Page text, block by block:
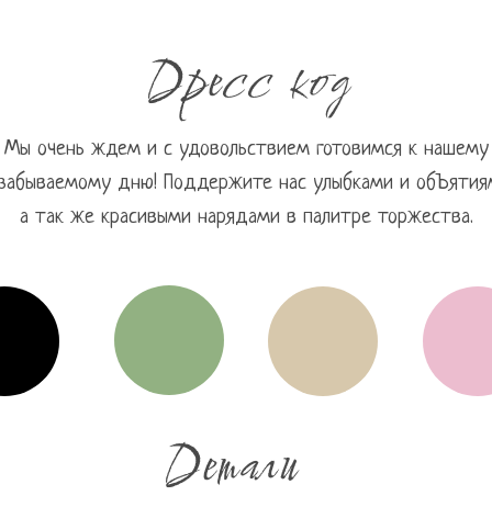
Tilda
Tilda
Дресс код
Мы очень ждем и с удовольствием готовимся к нашему
дню! Поддержите нас улыбками и
а так же красивыми нарядами в палитре торжества.
Детали